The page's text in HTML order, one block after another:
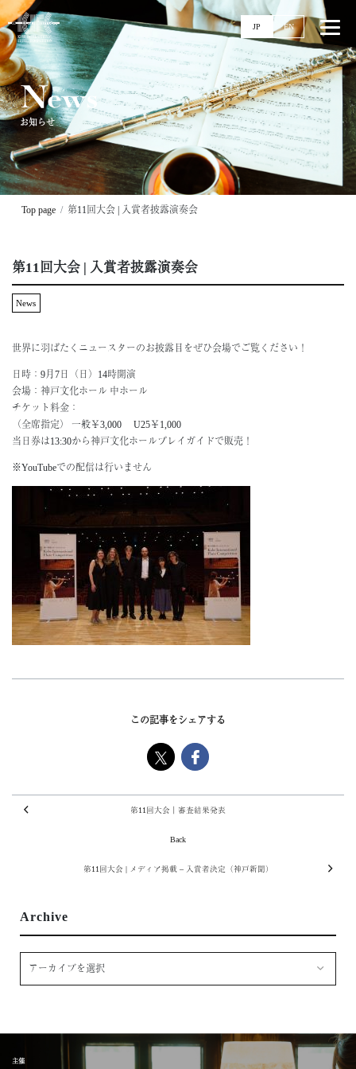
JP EN
News
お知らせ
Top page 第11回大会 | 入賞者披露演奏会
第11回大会 | 入賞者披露演奏会
News
世界に羽ばたくニュースターのお披露目をぜひ会場でご覧ください！
日時：9月7日（日）14時開演
会場：神戸文化ホール 中ホール
チケット料金：
（全席指定） 一般￥3,000 U25￥1,000
当日券は13:30から神戸文化ホールプレイガイドで販売！
※YouTubeでの配信は行いません
この記事をシェアする
第11回大会｜審査結果発表
Back
第11回大会 | メディア掲載 – 入賞者決定（神戸新聞）
Archive
主催
Top
News
Events
Competitions
11回大会
実施要項
過去大会
About
ミッション・歴史
組織
地域・社会連携
神戸市
Support
サポーター一覧
ご寄附のお願い
Access
Contact